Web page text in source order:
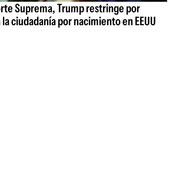
Suprema, Trump restringe por
ciudadanía por nacimiento en EEUU